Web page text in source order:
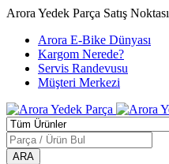
Arora Yedek Parça Satış Noktası
Arora E-Bike Dünyası
Kargom Nerede?
Servis Randevusu
Müşteri Merkezi